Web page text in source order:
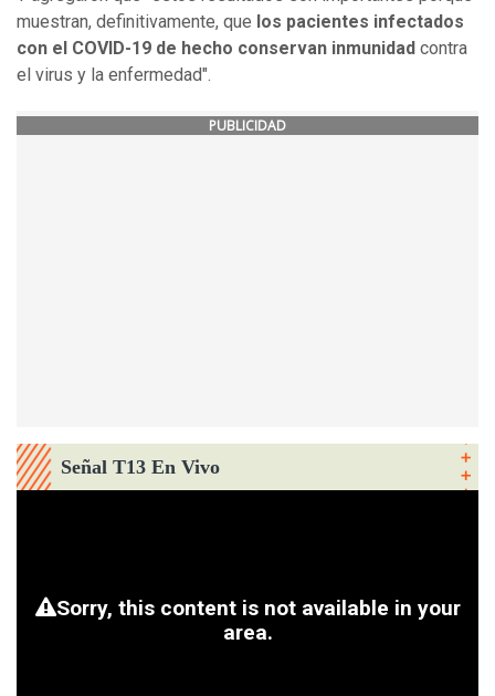
muestran, definitivamente, que los pacientes infectados
con el COVID-19 de hecho conservan inmunidad contra
el virus y la enfermedad".
PUBLICIDAD
Señal T13 En Vivo